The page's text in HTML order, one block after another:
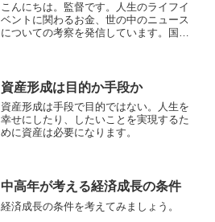
こんにちは。監督です。人生のライフイ
ベントに関わるお金、世の中のニュース
についての考察を発信しています。国家
ョンを含みます）。...
資産形成は目的か手段か
資産形成は手段で目的ではない。人生を
幸せにしたり、したいことを実現するた
めに資産は必要になります。
中高年が考える経済成長の条件
経済成長の条件を考えてみましょう。